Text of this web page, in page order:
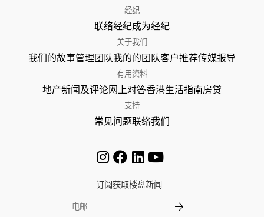
经纪
联络经纪成为经纪
关于我们
我们的故事管理团队我的的团队客户推荐传媒报导
有用资料
地产新闻及评论网上对答香港生活指南房贷
支持
常见问题联络我们
订阅获取楼盘新闻